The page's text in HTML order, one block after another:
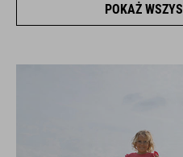
POKAŻ